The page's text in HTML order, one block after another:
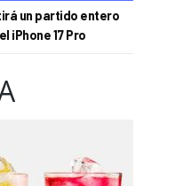
un partido entero
iPhone 17 Pro